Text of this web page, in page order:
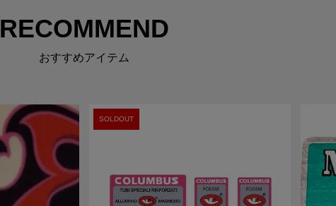
RECOMMEND
おすすめアイテム
SOLDOUT